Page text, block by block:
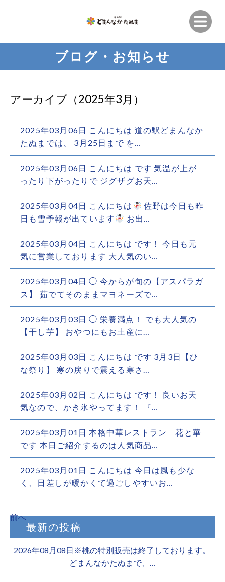
ブログ・お知らせ
アーカイブ（2025年3月）
2025年03月06日 こんにちは 道の駅どまんなか
たぬまでは、 3月25日まで を…
2025年03月06日 こんにちは です 気温が上が
ったり下がったりで ジグザグお天…
2025年03月04日 こんにちは
佐野は今日も昨
日も雪予報が出ています
お出…
2025年03月04日 こんにちは です！ 今日も元
気に営業しております 大人気のい…
2025年03月04日 ◯ 今からが旬の【アスパラガ
ス】 茹でてそのままマヨネーズで…
2025年03月03日 ◯ 栄養満点！ でも大人気の
【干し芋】 おやつにもお土産に…
2025年03月03日 こんにちは です 3月3日【ひ
な祭り】 寒の戻りで震える寒さ…
2025年03月02日 こんにちは です！ 良いお天
気なので、かき氷やってます！ 『…
2025年03月01日 本格中華レストラン 花と華
です︎ 本日ご紹介するのは人気商品…
2025年03月01日 こんにちは 今日は風も少な
く、日差しが暖かくて過ごしやすいお…
前へ
最新の投稿
2026年08月08日※桃の特別販売は終了しております。 ️
どまんなかたぬまで、…